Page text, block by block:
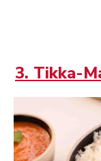
3. Tikka-